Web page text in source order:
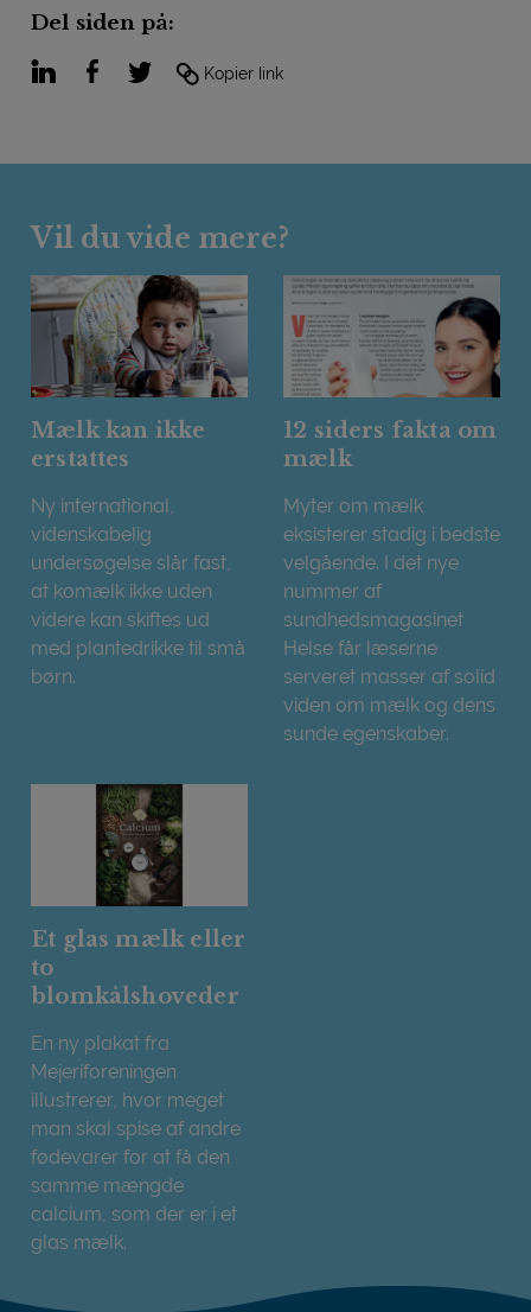
Del siden på:
LinkedInFacebook
TwitterKopier link
Vil du vide mere?
Mælk kan ikke
erstattes
Ny international,
videnskabelig
undersøgelse slår fast,
at komælk ikke uden
videre kan skiftes ud
med plantedrikke til små
børn.
12 siders fakta om
mælk
Myter om mælk
eksisterer stadig i bedste
velgående. I det nye
nummer af
sundhedsmagasinet
Helse får læserne
serveret masser af solid
viden om mælk og dens
sunde egenskaber.
Et glas mælk eller
to
blomkålshoveder
En ny plakat fra
Mejeriforeningen
illustrerer, hvor meget
man skal spise af andre
fødevarer for at få den
samme mængde
calcium, som der er i et
glas mælk.